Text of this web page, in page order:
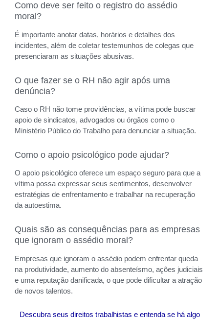
Como deve ser feito o registro do assédio
moral?
É importante anotar datas, horários e detalhes dos
incidentes, além de coletar testemunhos de colegas que
presenciaram as situações abusivas.
O que fazer se o RH não agir após uma
denúncia?
Caso o RH não tome providências, a vítima pode buscar
apoio de sindicatos, advogados ou órgãos como o
Ministério Público do Trabalho para denunciar a situação.
Como o apoio psicológico pode ajudar?
O apoio psicológico oferece um espaço seguro para que a
vítima possa expressar seus sentimentos, desenvolver
estratégias de enfrentamento e trabalhar na recuperação
da autoestima.
Quais são as consequências para as empresas
que ignoram o assédio moral?
Empresas que ignoram o assédio podem enfrentar queda
na produtividade, aumento do absenteísmo, ações judiciais
e uma reputação danificada, o que pode dificultar a atração
de novos talentos.
Descubra seus direitos trabalhistas e entenda se há algo